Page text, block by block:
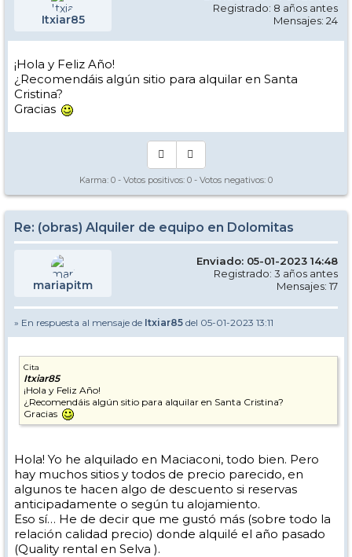
Itxiar85
Registrado: 8 años antes
Mensajes: 24
¡Hola y Feliz Año!
¿Recomendáis algún sitio para alquilar en Santa
Cristina?
Gracias
Karma: 0 - Votos positivos: 0 - Votos negativos: 0
Re: (obras) Alquiler de equipo en Dolomitas
mariapitm
Enviado: 05-01-2023 14:48
Registrado: 3 años antes
Mensajes: 17
» En respuesta al mensaje de Itxiar85 del 05-01-2023 13:11
Cita
Itxiar85
¡Hola y Feliz Año!
¿Recomendáis algún sitio para alquilar en Santa Cristina?
Gracias
Hola! Yo he alquilado en Maciaconi, todo bien. Pero
hay muchos sitios y todos de precio parecido, en
algunos te hacen algo de descuento si reservas
anticipadamente o según tu alojamiento.
Eso sí… He de decir que me gustó más (sobre todo la
relación calidad precio) donde alquilé el año pasado
(Quality rental en Selva ).